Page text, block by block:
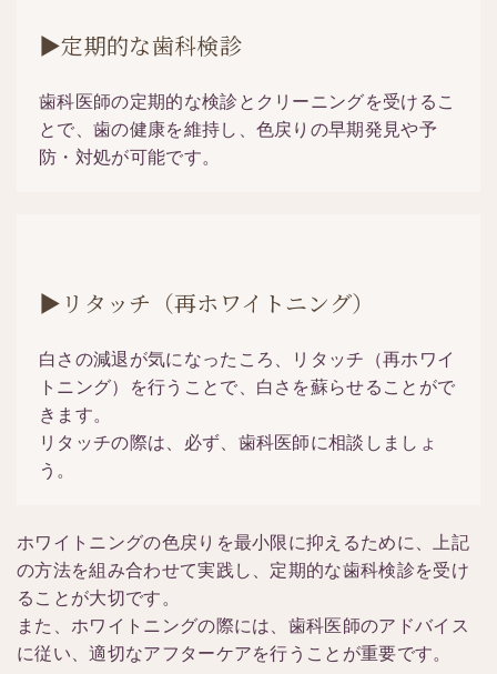
▶定期的な歯科検診
歯科医師の定期的な検診とクリーニングを受けるこ
とで、歯の健康を維持し、色戻りの早期発見や予
防・対処が可能です。
▶リタッチ（再ホワイトニング）
白さの減退が気になったころ、リタッチ（再ホワイ
トニング）を行うことで、白さを蘇らせることがで
きます。
リタッチの際は、必ず、歯科医師に相談しましょ
う。
ホワイトニングの色戻りを最小限に抑えるために、上記
の方法を組み合わせて実践し、定期的な歯科検診を受け
ることが大切です。
また、ホワイトニングの際には、歯科医師のアドバイス
に従い、適切なアフターケアを行うことが重要です。